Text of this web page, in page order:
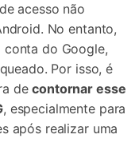
acesso não
No entanto,
conta do Google,
Por isso, é
decontornar esse
, especialmente para
após realizar uma